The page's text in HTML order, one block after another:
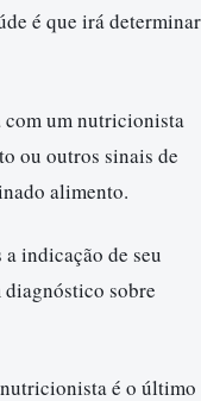
é que irá determinar
com um nutricionista
ou outros sinais de
alimento.
indicação de seu
diagnóstico sobre
é o último